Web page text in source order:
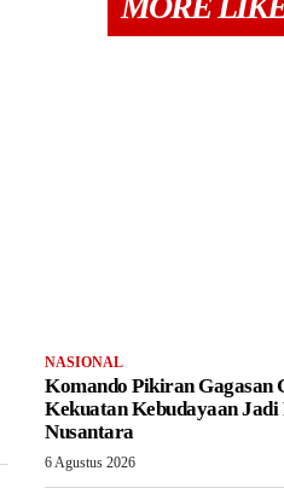
NASIONAL
Komando Pikiran Gagasan
Kekuatan Kebudayaan Jadi
Nusantara
6 Agustus 2026